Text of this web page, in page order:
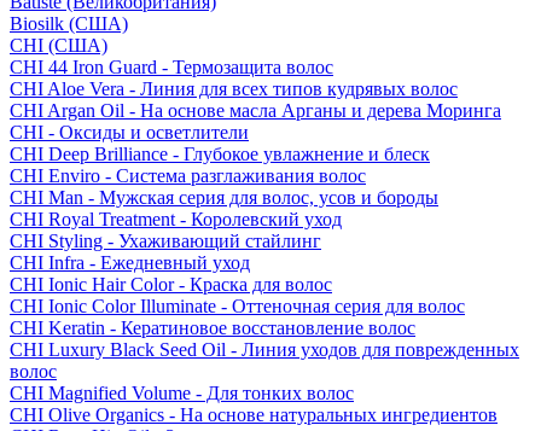
Biosilk (США)
CHI (США)
CHI 44 Iron Guard - Термозащита волос
CHI Aloe Vera - Линия для всех типов кудрявых волос
CHI Argan Oil - На основе масла Арганы и дерева Моринга
CHI - Оксиды и осветлители
CHI Deep Brilliance - Глубокое увлажнение и блеск
CHI Enviro - Система разглаживания волос
CHI Man - Мужская серия для волос, усов и бороды
CHI Royal Treatment - Королевский уход
CHI Styling - Ухаживающий стайлинг
CHI Infra - Ежедневный уход
CHI Ionic Hair Color - Краска для волос
CHI Ionic Color Illuminate - Оттеночная серия для волос
CHI Keratin - Кератиновое восстановление волос
CHI Luxury Black Seed Oil - Линия уходов для поврежденных
волос
CHI Magnified Volume - Для тонких волос
CHI Olive Organics - На основе натуральных ингредиентов